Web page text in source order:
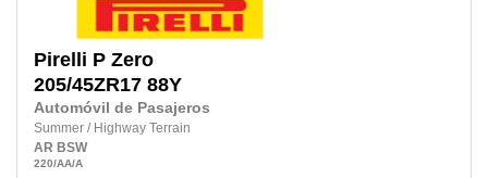
Pirelli P Zero
205/45ZR17 88Y
Automóvil de Pasajeros
Summer / Highway Terrain
AR BSW
220/AA/A